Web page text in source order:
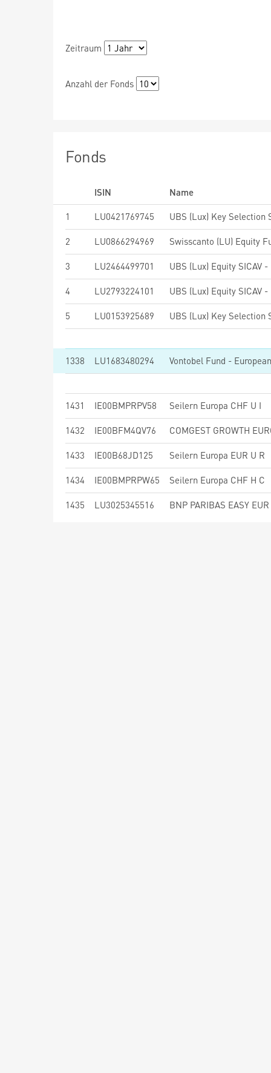
Zeitraum
Anzahl der Fonds
Fonds
ISIN
Name
1
LU0421769745
2 LU0866294969
3 LU2464499701
4 LU2793224101
5 LU0153925689
1338 LU1683480294 Vontobel Fund -
1431 IE00BMPRPV58 Seilern Europa CHF U I
1432 IE00BFM4QV76
1433 IE00B68JD125 Seilern Europa EUR U R
1434 IE00BMPRPW65 Seilern Europa CHF H C
1435 LU3025345516